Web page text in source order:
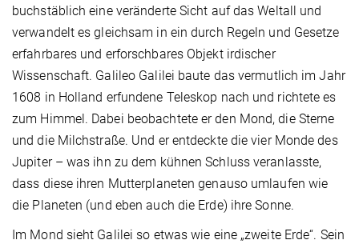
buchstäblich eine veränderte Sicht auf das Weltall und
verwandelt es gleichsam in ein durch Regeln und Gesetze
erfahrbares und erforschbares Objekt irdischer
Wissenschaft. Galileo Galilei baute das vermutlich im Jahr
1608 in Holland erfundene Teleskop nach und richtete es
zum Himmel. Dabei beobachtete er den Mond, die Sterne
und die Milchstraße. Und er entdeckte die vier Monde des
Jupiter – was ihn zu dem kühnen Schluss veranlasste,
dass diese ihren Mutterplaneten genauso umlaufen wie
die Planeten (und eben auch die Erde) ihre Sonne.
Im Mond sieht Galilei so etwas wie eine „zweite Erde“. Sein